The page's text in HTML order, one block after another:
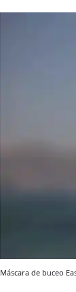
Máscara de buceo